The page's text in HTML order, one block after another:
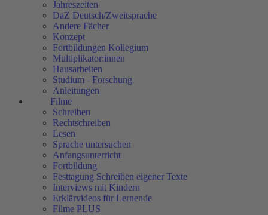
Jahreszeiten
DaZ Deutsch/Zweitsprache
Andere Fächer
Konzept
Fortbildungen Kollegium
Multiplikator:innen
Hausarbeiten
Studium - Forschung
Anleitungen
Filme
Schreiben
Rechtschreiben
Lesen
Sprache untersuchen
Anfangsunterricht
Fortbildung
Festtagung Schreiben eigener Texte
Interviews mit Kindern
Erklärvideos für Lernende
Filme PLUS